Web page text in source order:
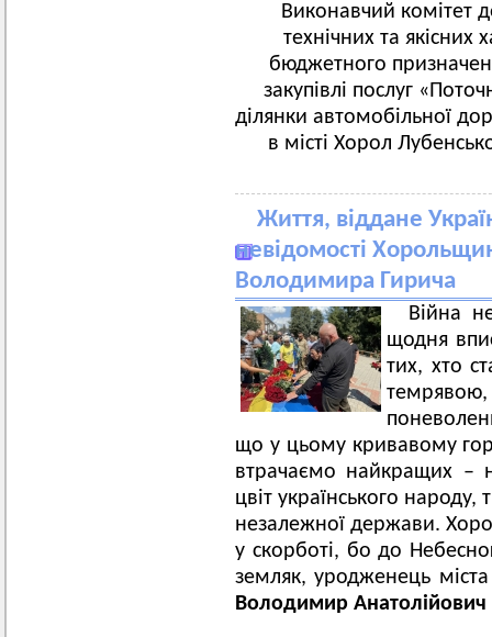
Виконавчий комітет
технічних та якісних
бюджетного
закупівлі послуг
ділянки автомобільної
в місті Хорол
Життя, віддане
невідомості
Володимира Гирича
Війна
щодня
тих, хто
що у цьому кривавому
втрачаємо найкращих –
цвіт українського
незалежної держави.
у скорботі, бо до
земляк, уродженець
Володимир Анатолійович